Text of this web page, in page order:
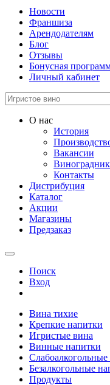
Новости
Франшиза
Арендодателям
Блог
Отзывы
Бонусная
Личный кабинет
О нас
История
Вакансии
Контакты
Дистрибуция
Каталог
Акции
Магазины
Предзаказ
Поиск
Вход
Вина тихие
Крепкие напитки
Игристые вина
Винные напитки
Безалкогольные
Продукты